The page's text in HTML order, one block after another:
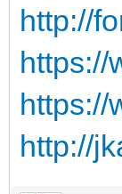
http://
https://
https://
http://